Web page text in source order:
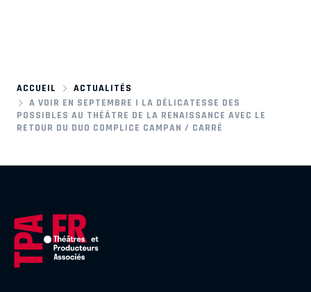
ACCUEIL
ACTUALITÉS
A VOIR EN SEPTEMBRE | LA DÉLICATESSE DES
POSSIBLES AU THÉÂTRE DE LA RENAISSANCE AVEC LE
RETOUR DU DUO COMPLICE CAMPAN / CARRÉ